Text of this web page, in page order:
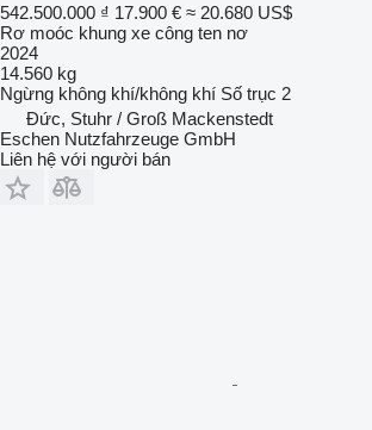
542.500.000 ₫ 17.900 € ≈ 20.680 US$
Rơ moóc khung xe công ten nơ
2024
14.560 kg
Ngừng không khí/không khí Số trục 2
Đức, Stuhr / Groß Mackenstedt
Eschen Nutzfahrzeuge GmbH
Liên hệ với người bán